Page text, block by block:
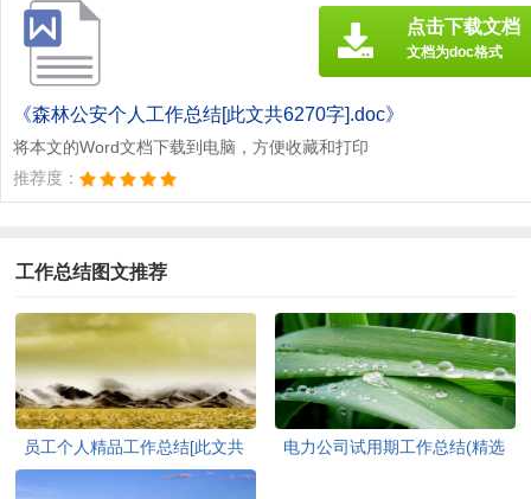
《森林公安个人工作总结[此文共6270字].doc》
将本文的Word文档下载到电脑，方便收藏和打印
推荐度：
点击下载文档
文档为doc格式
工作总结图文推荐
员工个人精品工作总结[此文共
6493字]
电力公司试用期工作总结(精选